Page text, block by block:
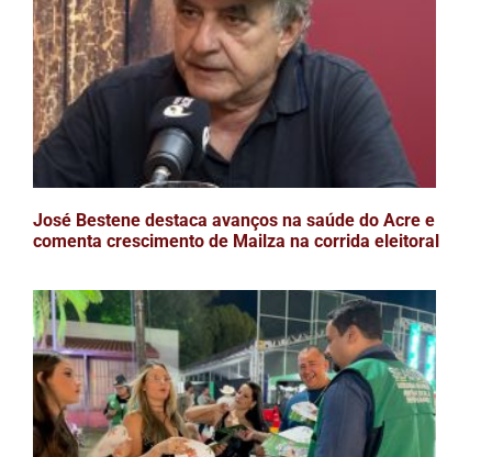
José Bestene destaca avanços na saúde do Acre e
comenta crescimento de Mailza na corrida eleitoral